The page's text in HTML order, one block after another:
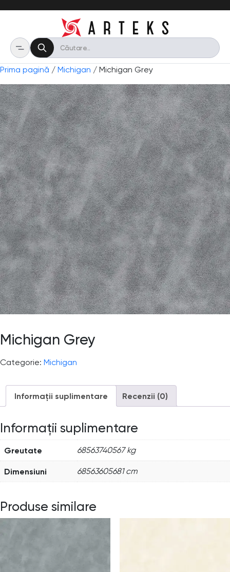
Prima pagină / Michigan / Michigan Grey
Michigan Grey
Categorie: Michigan
Informații suplimentare Recenzii (0)
Informații suplimentare
Greutate 68563740567 kg
Dimensiuni 68563605681 cm
Produse similare